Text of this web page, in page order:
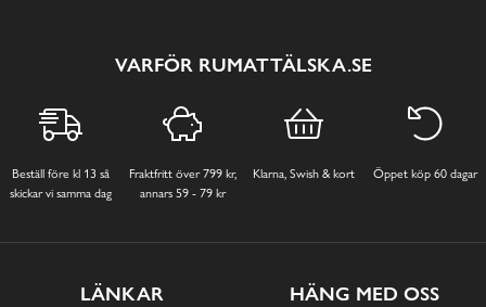
VARFÖR RUMATTÄLSKA.SE
Beställ före kl 13 så
skickar vi samma dag
Fraktfritt över 799 kr,
annars 59 - 79 kr
Klarna, Swish & kort Öppet köp 60 dagar
LÄNKAR HÄNG MED OSS